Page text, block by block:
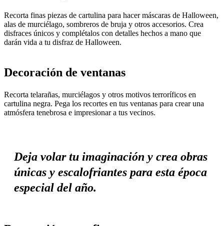
Recorta finas piezas de cartulina para hacer máscaras de Halloween,
alas de murciélago, sombreros de bruja y otros accesorios. Crea
disfraces únicos y complétalos con detalles hechos a mano que
darán vida a tu disfraz de Halloween.
Decoración de ventanas
Recorta telarañas, murciélagos y otros motivos terroríficos en
cartulina negra. Pega los recortes en tus ventanas para crear una
atmósfera tenebrosa e impresionar a tus vecinos.
Deja volar tu imaginación y crea obras
únicas y escalofriantes para esta época
especial del año.